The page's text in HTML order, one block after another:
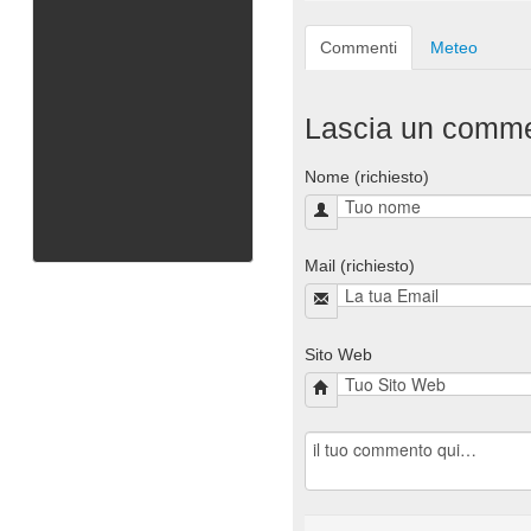
Commenti Meteo
Lascia un
Nome (richiesto)
Mail (richiesto)
Sito Web